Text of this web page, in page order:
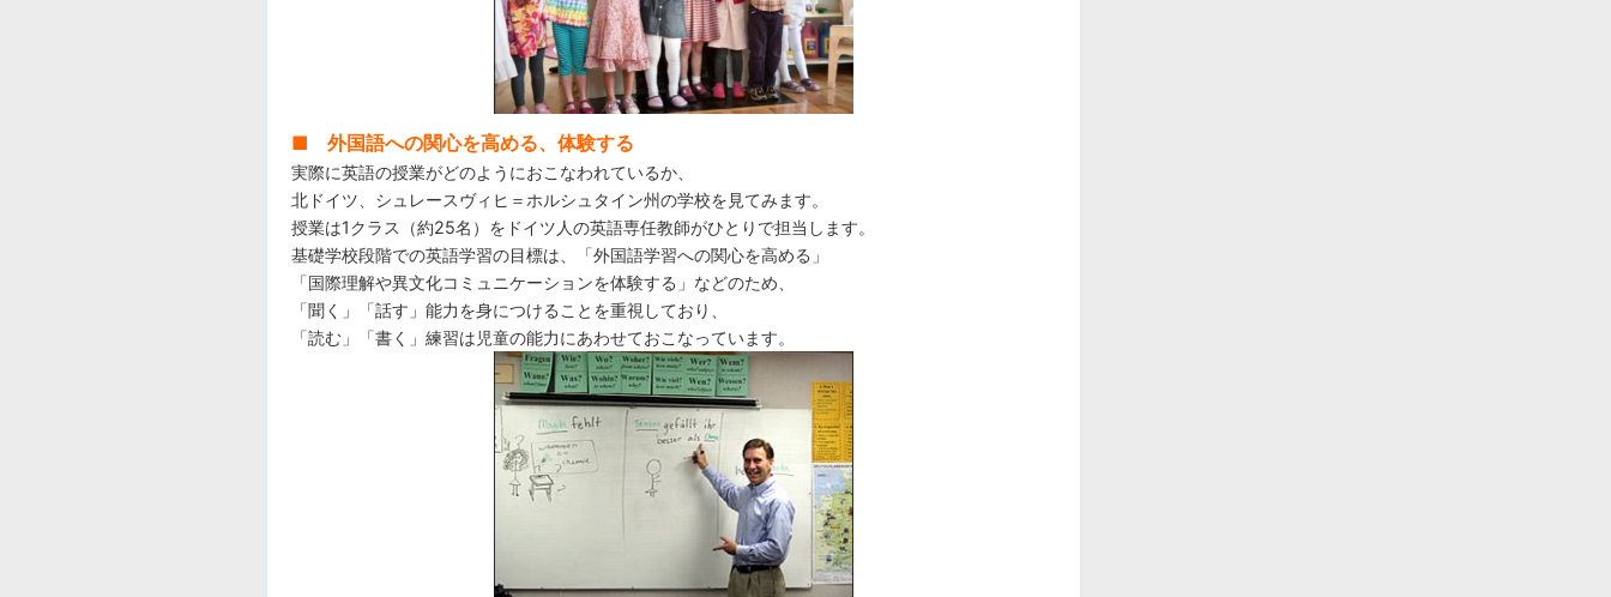
■ 外国語への関心を高める、体験する
実際に英語の授業がどのようにおこなわれているか、
北ドイツ、シュレースヴィヒ＝ホルシュタイン州の学校を見てみます。
授業は1クラス（約25名）をドイツ人の英語専任教師がひとりで担当します。
基礎学校段階での英語学習の目標は、「外国語学習への関心を高める」
「国際理解や異文化コミュニケーションを体験する」などのため、
「聞く」「話す」能力を身につけることを重視しており、
「読む」「書く」練習は児童の能力にあわせておこなっています。